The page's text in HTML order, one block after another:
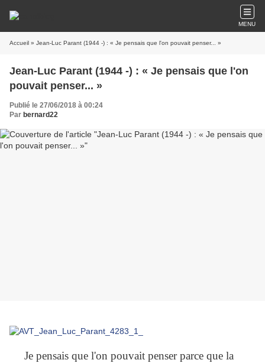
MENU
Accueil » Jean-Luc Parant (1944 -) : « Je pensais que l'on pouvait penser... »
Jean-Luc Parant (1944 -) : « Je pensais que l'on
pouvait penser... »
Publié le 27/06/2018 à 00:24
Par bernard22
Je pensais que l'on pouvait penser parce que la